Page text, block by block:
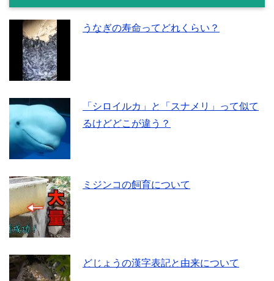
うなぎの寿命ってどれくらい？
「シロイルカ」と「スナメリ」って似て
るけどどこが違う？
ミジンコの飼育について
どじょうの漢字表記と由来について